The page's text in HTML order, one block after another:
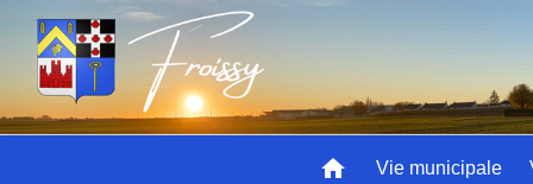
home Vie municipale